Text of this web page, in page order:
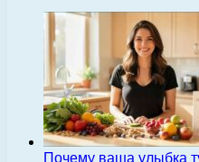
Почему ваша улыбка